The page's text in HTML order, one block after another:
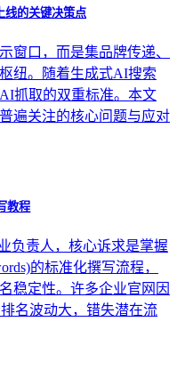
线的关键决策点
窗口，而是集品牌传递、
纽。随着生成式AI搜索
抓取的双重标准。本文
遍关注的核心问题与应对
教程
负责人，核心诉求是掌握
的标准化撰写流程，
稳定性。许多企业官网因
名波动大，错失潜在流